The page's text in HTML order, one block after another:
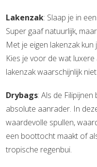
Lakenzak: Slaap je in
Super gaaf natuurlijk,
Met je eigen lakenzak
Kies je voor de wat
lakenzak waarschijnlijk
Drybags: Als de
absolute aanrader. In
waardevolle spullen,
een boottocht maakt of
tropische regenbui.